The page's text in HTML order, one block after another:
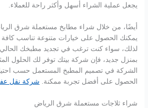
يجعل عملية الشراء أسهل وأكثر راحة للعملاء.
أيضًا، من خلال شراء مطابخ مستعملة شرق
يمكنك الحصول على خيارات متنوعة تناسب كافة
لذلك، سواء كنت ترغب في تجديد مطبخك الحالي
بمنزل جديد، فإن شركة بيتك توفر لك الحلول
الشركة في تصميم المطبخ المستعمل حسب
الحصول على أفضل تجربة ممكنة. شركة نقل
شراء ثلاجات مستعملة شرق الرياض